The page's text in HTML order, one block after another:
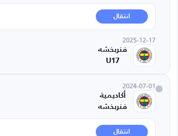
انتقال
2025-12-17
فنربخشه
U17
2024-07-01
أكاديمية
فنربخشه
انتقال